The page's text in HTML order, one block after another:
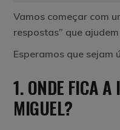
Vamos começar com
respostas” que
Esperamos que sejam
1. ONDE FICA A
MIGUEL?